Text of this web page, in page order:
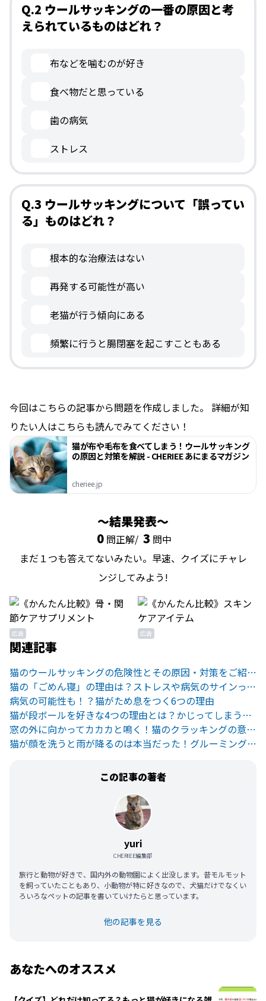
Q.2 ウールサッキングの一番の原因と考
えられているものはどれ？
布などを噛むのが好き
食べ物だと思っている
歯の病気
ストレス
Q.3 ウールサッキングについて「誤ってい
る」ものはどれ？
根本的な治療法はない
再発する可能性が高い
老猫が行う傾向にある
頻繁に行うと腸閉塞を起こすこともある
今回はこちらの記事から問題を作成しました。 詳細が知
りたい人はこちらも読んでみてください！
猫が布や毛布を食べてしまう！ウールサッキング
の原因と対策を解説 - CHERIEE あにまるマガジン
cheriee.jp
結果発表
0 問正解/ 3 問中
まだ１つも答えてないみたい。早速、クイズにチャレ
ンジしてみよう!
広告 広告
関連記事
猫のウールサッキングの危険性とその原因・対策をご紹介！
猫の「ごめん寝」の理由は？ストレスや病気のサインって本当？
病気の可能性も！？猫がため息をつく6つの理由
猫が段ボールを好きな4つの理由とは？かじってしまう際の対処法も
窓の外に向かってカカカと鳴く！猫のクラッキングの意味とは？
猫が顔を洗うと雨が降るのは本当だった！グルーミングの驚くべき理由
この記事の著者
yuri
CHERIEE編集部
旅行と動物が好きで、国内外の動物園によく出没します。昔モルモット
を飼っていたこともあり、小動物が特に好きなので、犬猫だけでなくい
ろいろなペットの記事を書いていけたらと思っています。
他の記事を見る
あなたへのオススメ